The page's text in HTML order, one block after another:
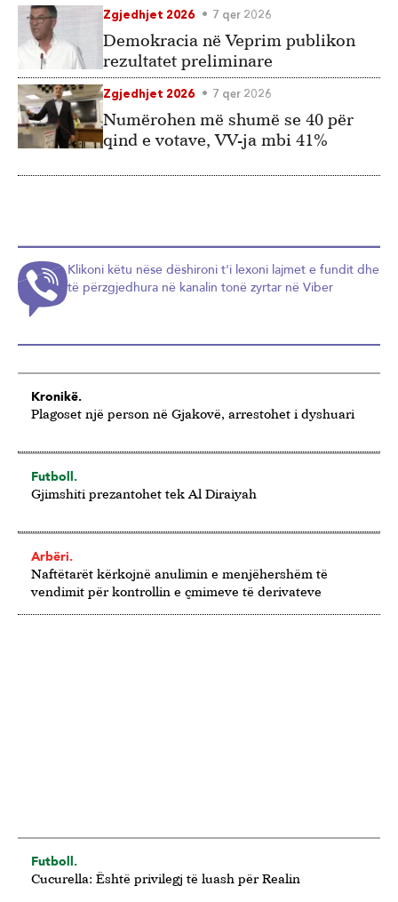
Zgjedhjet 2026 7 qer 2026
Demokracia në Veprim publikon
rezultatet preliminare
Zgjedhjet 2026 7 qer 2026
Numërohen më shumë se 40 për
qind e votave, VV-ja mbi 41%
Klikoni këtu nëse dëshironi t'i lexoni lajmet e fundit dhe
të përzgjedhura në kanalin tonë zyrtar në Viber
Kronikë.
Plagoset një person në Gjakovë, arrestohet i dyshuari
Futboll.
Gjimshiti prezantohet tek Al Diraiyah
Arbëri.
Naftëtarët kërkojnë anulimin e menjëhershëm të
vendimit për kontrollin e çmimeve të derivateve
Futboll.
Cucurella: Është privilegj të luash për Realin